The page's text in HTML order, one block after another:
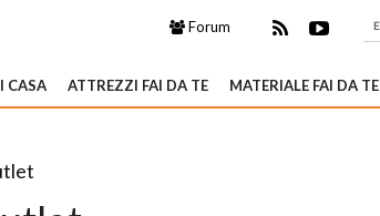
Forum
CASA ATTREZZI FAI DA TE MATERIALE FAI DA TE